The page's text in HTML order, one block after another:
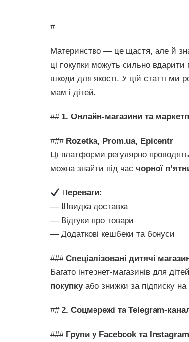
#
Материнство — це щастя, але й
ці покупки можуть сильно
шкоди для якості. У цій статті ми
мам і дітей.
## 1. Онлайн-магазини та
### Rozetka, Prom.ua, Epicentr
Ці платформи регулярно проводять
можна знайти під час чорної
Переваги:
— Швидка доставка
— Відгуки про товари
— Додаткові кешбеки та бонуси
### Спеціалізовані дитячі
Багато інтернет-магазинів для
покупкуабо знижки за підписку на
## 2. Соцмережі та Telegram-
### Групи у Facebook та Instagram